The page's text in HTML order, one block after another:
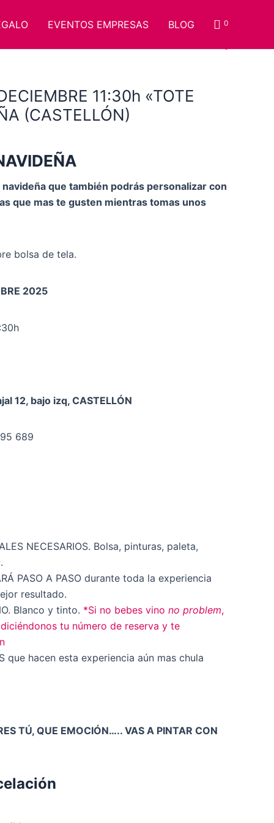
EVENTOS EMPRESAS BLOG 0
11:30h «TOTE
(CASTELLÓN)
navideña que también podrás personalizar con
que mas te gusten mientras tomas unos
bolsa de tela.
2025
12, bajo izq, CASTELLÓN
689
NECESARIOS. Bolsa, pinturas, paleta,
PASO A PASO durante toda la experiencia
resultado.
Blanco y tinto. *Si no bebes vino no problem,
tu número de reserva y te
que hacen esta experiencia aún mas chula
TÚ, QUE EMOCIÓN….. VAS A PINTAR CON